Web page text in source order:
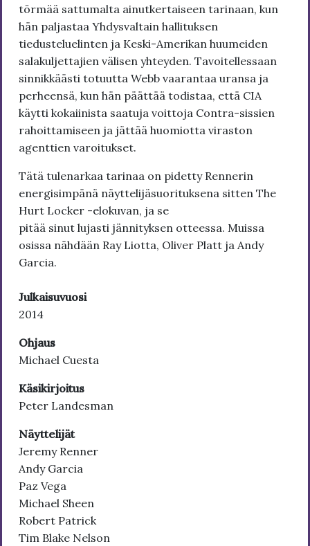
törmää sattumalta ainutkertaiseen tarinaan, kun
hän paljastaa Yhdysvaltain hallituksen
tiedusteluelinten ja Keski-Amerikan huumeiden
salakuljettajien välisen yhteyden. Tavoitellessaan
sinnikkäästi totuutta Webb vaarantaa uransa ja
perheensä, kun hän päättää todistaa, että CIA
käytti kokaiinista saatuja voittoja Contra-sissien
rahoittamiseen ja jättää huomiotta viraston
agenttien varoitukset.
Tätä tulenarkaa tarinaa on pidetty Rennerin
energisimpänä näyttelijäsuorituksena sitten The
Hurt Locker -elokuvan, ja se
pitää sinut lujasti jännityksen otteessa. Muissa
osissa nähdään Ray Liotta, Oliver Platt ja Andy
Garcia.
Julkaisuvuosi
2014
Ohjaus
Michael Cuesta
Käsikirjoitus
Peter Landesman
Näyttelijät
Jeremy Renner
Andy Garcia
Paz Vega
Michael Sheen
Robert Patrick
Tim Blake Nelson